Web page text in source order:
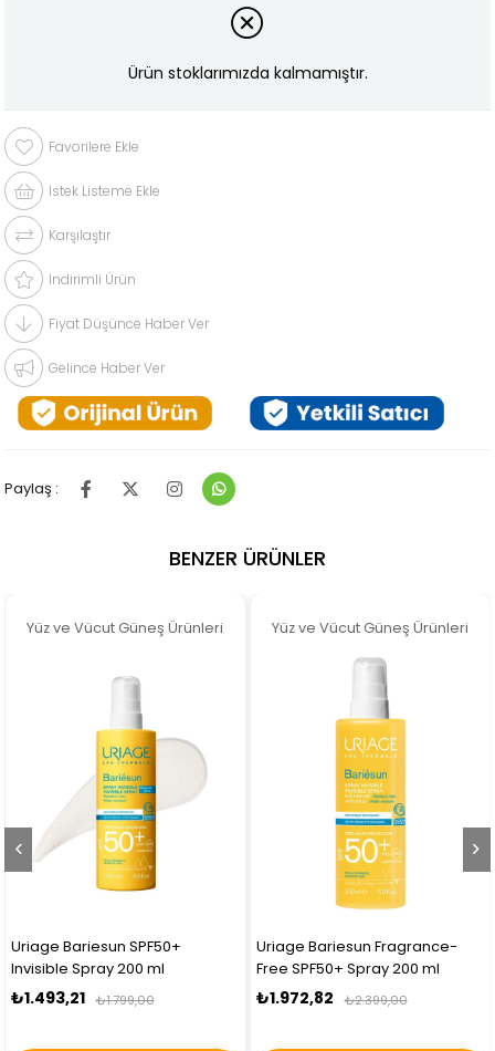
Ürün stoklarımızda kalmamıştır.
Favorilere Ekle
İstek Listeme Ekle
Karşılaştır
İndirimli Ürün
Fiyat Düşünce Haber Ver
Gelince Haber Ver
Paylaş :
BENZER ÜRÜNLER
Yüz ve Vücut Güneş Ürünleri
Uriage Bariesun SPF50+
Invisible Spray 200 ml
₺1.493,21 ₺1.799,00
Yüz ve Vücut Güneş Ürünleri
Uriage Bariesun Fragrance-
Free SPF50+ Spray 200 ml
₺1.972,82 ₺2.399,00